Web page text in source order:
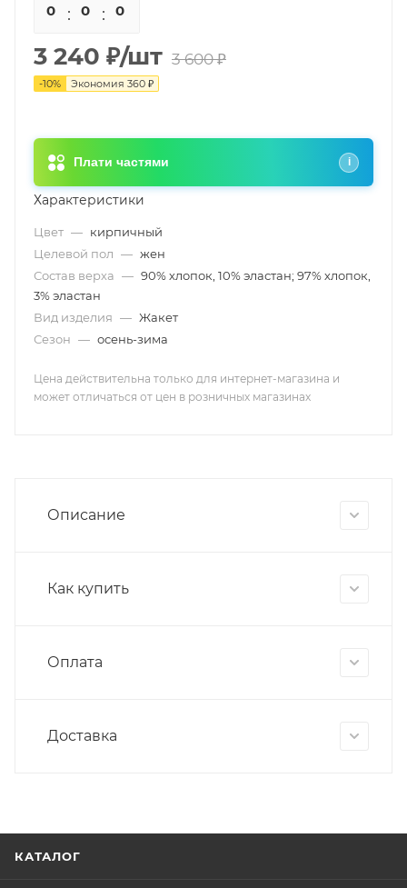
0 0 0
3 240 ₽/шт 3 600₽
-10% Экономия 360 ₽
Плати частями i
Характеристики
Цвет — кирпичный
Целевой пол — жен
Состав верха — 90% хлопок, 10% эластан; 97% хлопок,
3% эластан
Вид изделия — Жакет
Сезон — осень-зима
Цена действительна только для интернет-магазина и
может отличаться от цен в розничных магазинах
Описание
Как купить
Оплата
Доставка
КАТАЛОГ